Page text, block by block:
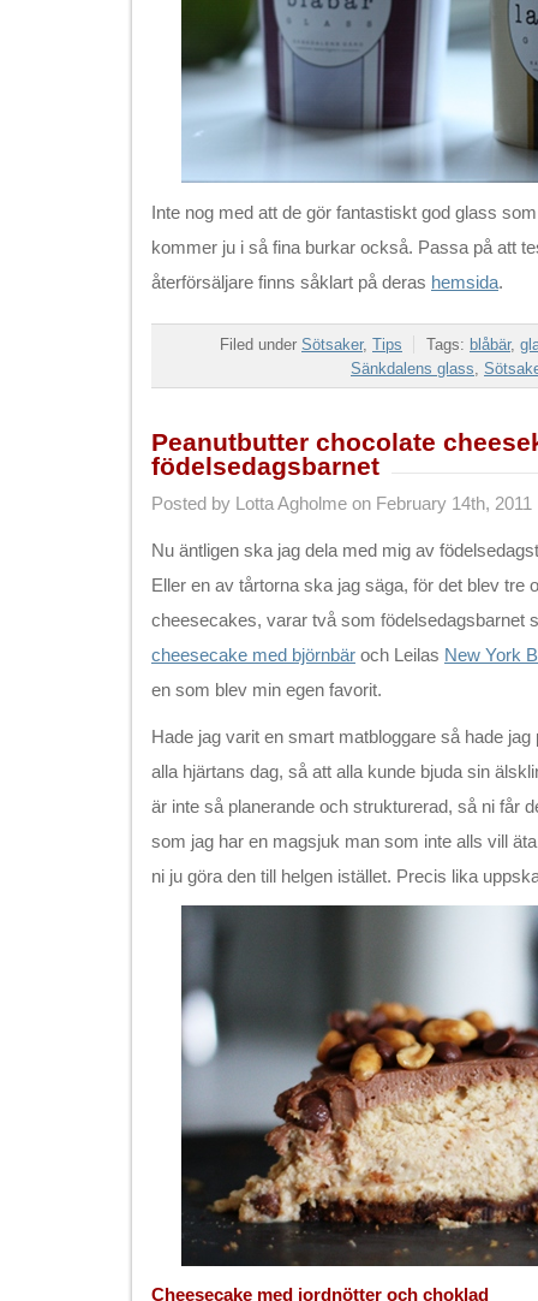
Inte nog med att de gör fantastiskt god glass
kommer ju i så fina burkar också. Passa på att
återförsäljare finns såklart på deras hemsida.
Filed under Sötsaker, Tips Tags: blåbär,
Sänkdalens glass,
Peanutbutter chocolate
födelsedagsbarnet
Posted by Lotta Agholme on February 14th, 2011
Nu äntligen ska jag dela med mig av
Eller en av tårtorna ska jag säga, för det blev tre
cheesecakes, varar två som födelsedagsbarnet
cheesecake med björnbär och Leilas New York
en som blev min egen favorit.
Hade jag varit en smart matbloggare så hade jag
alla hjärtans dag, så att alla kunde bjuda sin
är inte så planerande och strukturerad, så ni får
som jag har en magsjuk man som inte alls vill
ni ju göra den till helgen istället. Precis lika
Cheesecake med jordnötter och choklad